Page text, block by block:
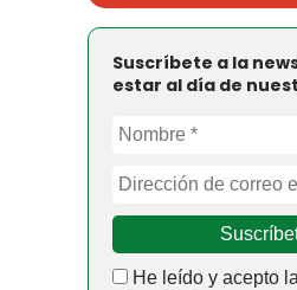
Suscríbete a la
estar al día de
He leído y acepto la